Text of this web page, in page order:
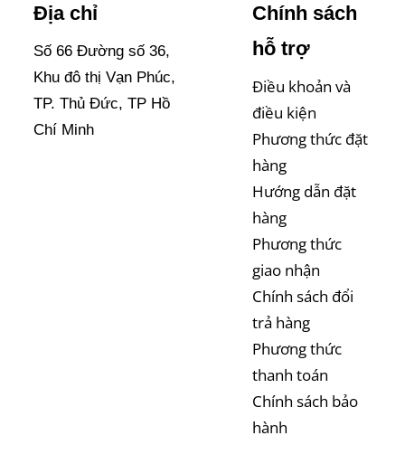
Địa chỉ
Số 66 Đường số 36,
Khu đô thị Vạn Phúc,
TP. Thủ Đức, TP Hồ
Chí Minh
Chính sách
hỗ trợ
Điều khoản và
điều kiện
Phương thức đặt
hàng
Hướng dẫn đặt
hàng
Phương thức
giao nhận
Chính sách đổi
trả hàng
Phương thức
thanh toán
Chính sách bảo
hành